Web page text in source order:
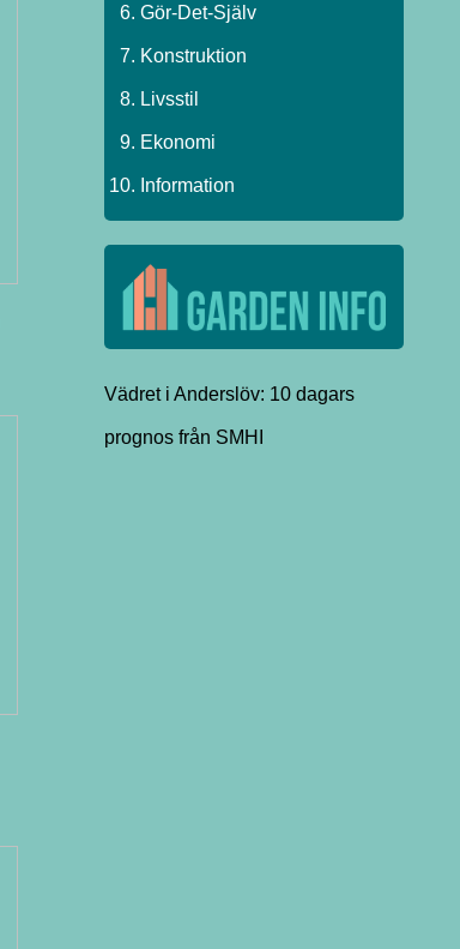
Gör-Det-Själv
Konstruktion
Livsstil
Ekonomi
Information
Vädret i Anderslöv: 10 dagars
prognos från SMHI